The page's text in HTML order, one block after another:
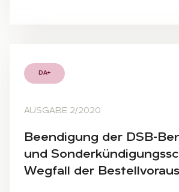
DA+
AUSGABE 2/2020
Be­en­di­gung der DSB-
und
Weg­fall der